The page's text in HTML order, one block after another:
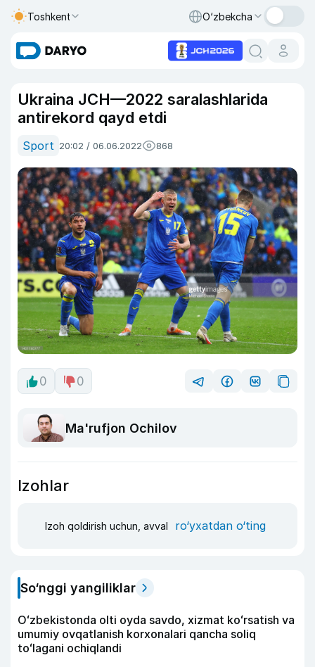
Toshkent O‘zbekcha
Ukraina JCH—2022 saralashlarida
antirekord qayd etdi
Sport 20:02 / 06.06.2022 868
0 0
Ma'rufjon Ochilov
Izohlar
Izoh qoldirish uchun, avval ro‘yxatdan o‘ting
So‘nggi yangiliklar
Oʻzbekistonda olti oyda savdo, xizmat koʻrsatish va
umumiy ovqatlanish korxonalari qancha soliq
toʻlagani ochiqlandi